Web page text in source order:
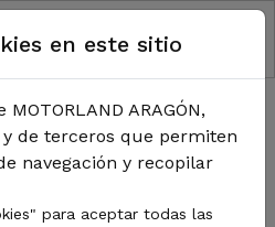
DE
en este sitio
ARAGÓN,
de terceros que permiten
navegación y recopilar
para aceptar todas las